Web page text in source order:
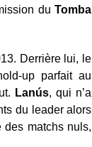
duTomba
Derrière lui, le
up parfait au
Lanús, qui n’a
du leader alors
des matchs nuls,